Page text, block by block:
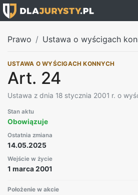
Prawo Ustawa o wyścigach
USTAWA O WYŚCIGACH KONNYCH
Art. 24
Ustawa z dnia 18 stycznia 2001 r. o
Stan aktu
Obowiązuje
Ostatnia zmiana
14.05.2025
Wejście w życie
1 marca 2001
Położenie w akcie